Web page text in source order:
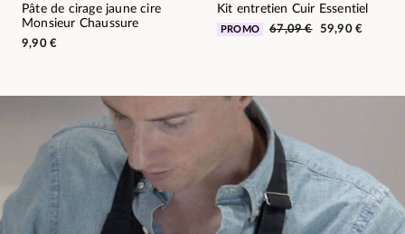
Pâte de cirage jaune cire
Monsieur Chaussure
9,90 €
Kit entretien Cuir Essentiel
PROMO 67,09 € 59,90 €